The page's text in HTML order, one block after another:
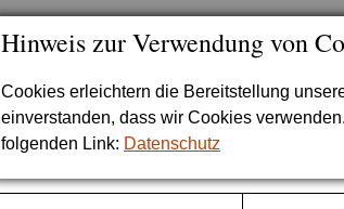
Hinweis zur Verwendung von
Cookies erleichtern die Bereitstellung
einverstanden, dass wir Cookies
folgenden Link: Datenschutz